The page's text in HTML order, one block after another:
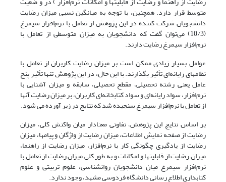
متوسط قرار دارد. همچنین، با توجه به میانگین نسبی میزان رضایت
دانشجویان شرکت کننده در این پژوهش از تعامل با نرم‌افزار سیمرغ
(10/3) می‌توان گفت که دانشجویان به میزان متوسطی از تعامل با
نرم‌افزار سیمرغ رضایت دارند.
عوامل بسیار زیادی ممکن است بر میزان رضایت کاربران از تعامل با
نظامهای رایانه‌ای تأثیر بگذارند. با این حال، در این پژوهش تنها تأثیر پنج
عامل یعنی رشته تحصیلی، مقطع تحصیلی، سابقه و میزان آشنایی با
نرم‌افزار، سواد رایانه‌ای و سواد کتابخانه‌ای کاربران، بر میزان رضایت آنها
از تعامل با نرم‌افزار سیمرغ سنجیده شد که نتایج در زیر آورده می شود.
بر اساس نتایج این پژوهش، تفاوتی معنادار میان واکنش کلی، میزان
رضایت از صفحه نمایش اطلاعات، میزان رضایت از واژگان و پیامها، میزان
رضایت از یادگیری چگونگی کار با نرم‌افزار، میزان رضایت از راهنما،
میزان رضایت از قابلیتها و امکانات و به طور کلی میزان رضایت از تعامل با
نرم‌افزار سیمرغ میان دانشجویان روانشناسی، علوم تربیتی و علوم
کتابداری اطلاع رسانی دانشگاه فردوسی مشهد، وجود ندارد.